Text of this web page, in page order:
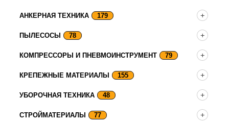
АНКЕРНАЯ ТЕХНИКА 179
ПЫЛЕСОСЫ 78
КОМПРЕССОРЫ И ПНЕВМОИНСТРУМЕНТ 79
КРЕПЕЖНЫЕ МАТЕРИАЛЫ 155
УБОРОЧНАЯ ТЕХНИКА 48
СТРОЙМАТЕРИАЛЫ 77